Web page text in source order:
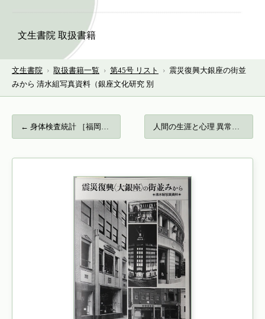
文生書院 取扱書籍
文生書院 › 取扱書籍一覧 › 第45号 リスト › 震災復興大銀座の街並
みから 清水組写真資料（銀座文化研究 別
← 身体検査統計 ［福岡県生徒児童身体検査統… 人間の生涯と心理 異常心理学講座 ３… →